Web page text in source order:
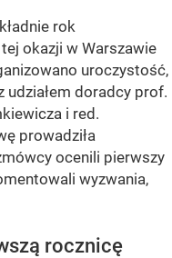
rok
okazji w Warszawie
uroczystość,
udziałem doradcy prof.
i red.
prowadziła
ocenili pierwszy
wyzwania,
rocznicę